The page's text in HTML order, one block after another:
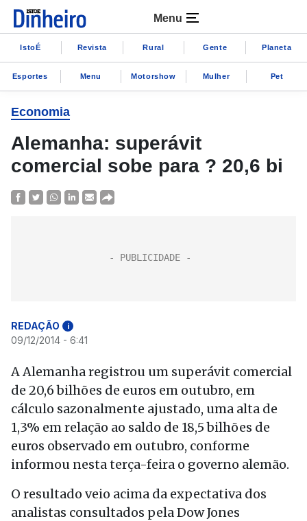
Menu
IstoÉ Revista Rural Gente Planeta
Esportes Menu Motorshow Mulher Pet
Economia
Alemanha: superávit
comercial sobe para ? 20,6 bi
REDAÇÃO i
09/12/2014 - 6:41
A Alemanha registrou um superávit comercial
de 20,6 bilhões de euros em outubro, em
cálculo sazonalmente ajustado, uma alta de
1,3% em relação ao saldo de 18,5 bilhões de
euros observado em outubro, conforme
informou nesta terça-feira o governo alemão.
O resultado veio acima da expectativa dos
analistas consultados pela Dow Jones